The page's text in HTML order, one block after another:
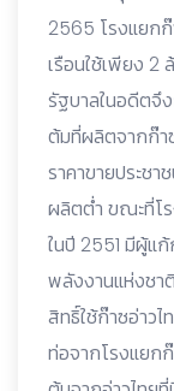
2565 โรงแยก
เรือนใช้เพียง 2
รัฐบาลในอดีตจึ
ต้มที่ผลิตจากก๊า
ราคาขายประช
ผลิตต่ำ ขณะที่โ
ในปี 2551 มีผู้แ
พลังงานแห่งชา
สิทธิ์ใช้ก๊าซอ่าว
ท่อจากโรงแยก